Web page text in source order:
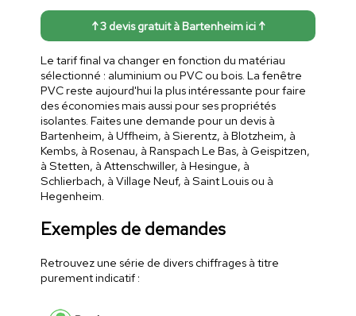
↑ 3 devis gratuit à Bartenheim ici ↑
Le tarif final va changer en fonction du matériau
sélectionné : aluminium ou PVC ou bois. La fenêtre
PVC reste aujourd'hui la plus intéressante pour faire
des économies mais aussi pour ses propriétés
isolantes. Faites une demande pour un devis à
Bartenheim, à Uffheim, à Sierentz, à Blotzheim, à
Kembs, à Rosenau, à Ranspach Le Bas, à Geispitzen,
à Stetten, à Attenschwiller, à Hesingue, à
Schlierbach, à Village Neuf, à Saint Louis ou à
Hegenheim.
Exemples de demandes
Retrouvez une série de divers chiffrages à titre
purement indicatif :